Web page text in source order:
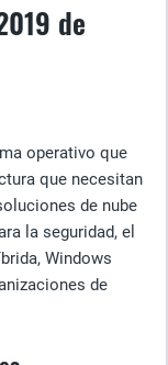
de
operativo que
que necesitan
de nube
la seguridad, el
Windows
de